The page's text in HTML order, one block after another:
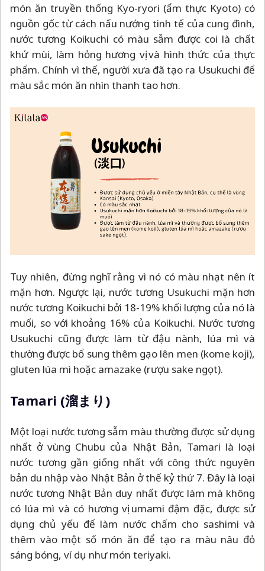
món ăn truyền thống Kyo-ryori (ẩm thực Kyoto) có
nguồn gốc từ cách nấu nướng tinh tế của cung đình,
nước tương Koikuchi có màu sẫm được coi là chất
khử mùi, làm hỏng hương vị và hình thức của thực
phẩm. Chính vì thế, người xưa đã tạo ra Usukuchi để
màu sắc món ăn nhìn thanh tao hơn.
Tuy nhiên, đừng nghĩ rằng vì nó có màu nhạt nên ít
mặn hơn. Ngược lại, nước tương Usukuchi mặn hơn
nước tương Koikuchi bởi 18-19% khối lượng của nó là
muối, so với khoảng 16% của Koikuchi. Nước tương
Usukuchi cũng được làm từ đậu nành, lúa mì và
thường được bổ sung thêm gạo lên men (kome koji),
gluten lúa mì hoặc amazake (rượu sake ngọt).
Tamari (溜まり)
Một loại nước tương sẫm màu thường được sử dụng
nhất ở vùng Chubu của Nhật Bản, Tamari là loại
nước tương gần giống nhất với công thức nguyên
bản du nhập vào Nhật Bản ở thế kỷ thứ 7. Đây là loại
nước tương Nhật Bản duy nhất được làm mà không
có lúa mì và có hương vị umami đậm đặc, được sử
dụng chủ yếu để làm nước chấm cho sashimi và
thêm vào một số món ăn để tạo ra màu nâu đỏ
sáng bóng, ví dụ như món teriyaki.